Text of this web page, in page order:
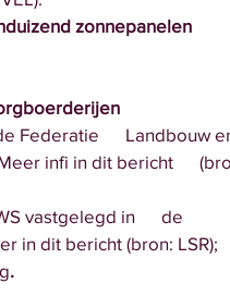
zonnepanelen
Federatie      Landbouw
infi in dit bericht
vastgelegd in      de
in dit bericht (bron: LSR);
.